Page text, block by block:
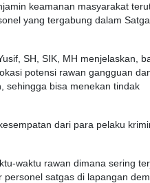
keamanan masyarakat
yang tergabung dalam
SH, SIK, MH menjelaskan,
potensi rawan gangguan
sehingga bisa menekan tindak
dari para pelaku
waktu rawan dimana sering
satgas di lapangan